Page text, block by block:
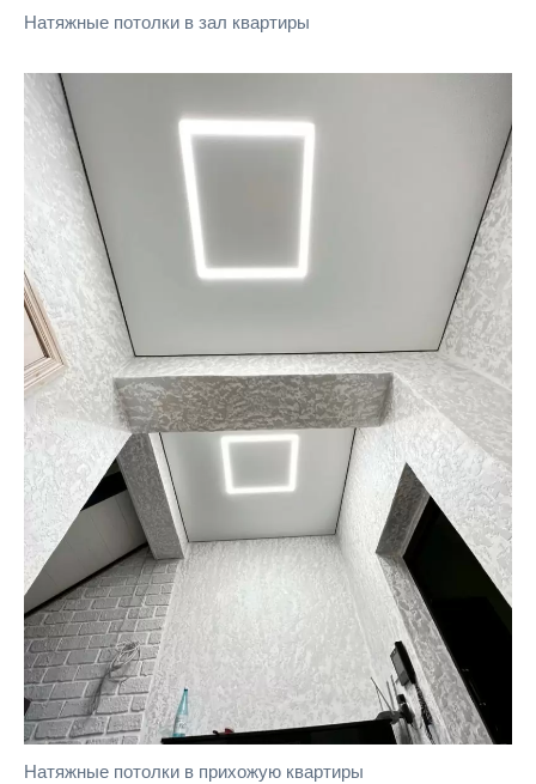
Натяжные потолки в зал квартиры
Натяжные потолки в прихожую квартиры